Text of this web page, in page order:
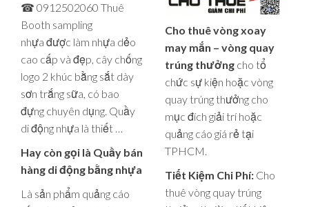
☎ 0912502060 Thuê
Booth sampling
nhựa được làm nhựa dẻo
cao cấp và đẹp, cây chống
logo 2 khúc bằng sắt dày
sơn trắng sữa, có bao
đựng chuyên dụng. Quầy
di động nhựa là thiết …
Hay còn gọi là Quầy bán
hàng di động bằng nhựa
Là sản phẩm quảng cáo
Cho thuê vòng xoay
may mắn – vòng quay
trúng thưởng cho tổ
chức sự kiện hoặc vòng
quay trúng thưởng cho
mục đích giải trí hoặc
quảng cáo giá rẻ tại
TPHCM.
Tiết Kiệm Chi Phí: Cho
thuê vòng quay trúng